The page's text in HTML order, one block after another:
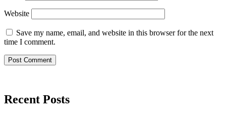
Website
Save my name, email, and website in this browser for the next
time I comment.
Recent Posts